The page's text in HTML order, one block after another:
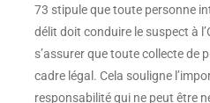
73 stipule que toute personne
délit doit conduire le suspect à
s’assurer que toute collecte de
cadre légal. Cela souligne
responsabilité qui ne peut être